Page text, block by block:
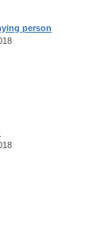
person